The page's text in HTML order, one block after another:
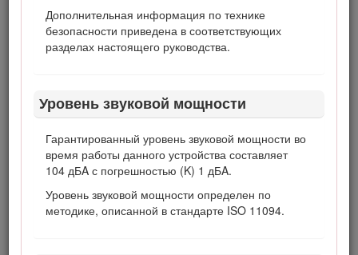
Дополнительная информация по технике
безопасности приведена в соответствующих
разделах настоящего руководства.
Уровень звуковой мощности
Гарантированный уровень звуковой мощности во
время работы данного устройства составляет
104 дБA с погрешностью (K) 1 дБA.
Уровень звуковой мощности определен по
методике, описанной в стандарте ISO 11094.
Для выделения информации в данном руководстве
используются два слова.Внимание– привлекает
внимание к специальной информации, относящейся к
Данное изделие отвечает требованиям всех
соответствующих европейских директив; подробные
сведения содержатся в документе «Декларация
соответствия» на каждое отдельное изделие.
КАЛИФОРНИЯ